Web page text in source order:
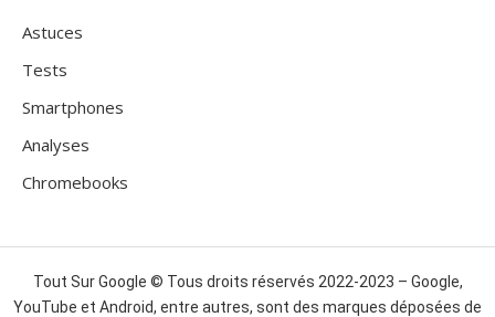
Astuces
Tests
Smartphones
Analyses
Chromebooks
Tout Sur Google © Tous droits réservés 2022-2023 – Google,
YouTube et Android, entre autres, sont des marques déposées de